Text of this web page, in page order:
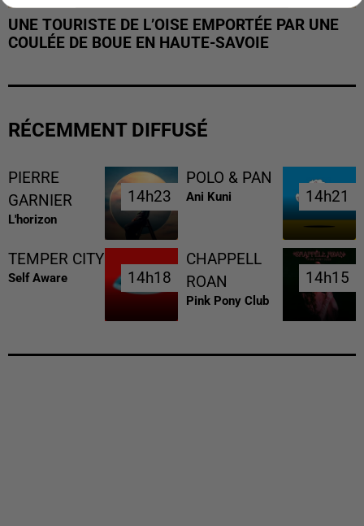
UNE TOURISTE DE L’OISE EMPORTÉE PAR UNE
COULÉE DE BOUE EN HAUTE-SAVOIE
RÉCEMMENT DIFFUSÉ
PIERRE
GARNIER
L'horizon
14h23
14h23
POLO & PAN
Ani Kuni 14h21
14h21
TEMPER CITY
Self Aware 14h18
14h18
CHAPPELL
ROAN
Pink Pony Club
14h15
14h15